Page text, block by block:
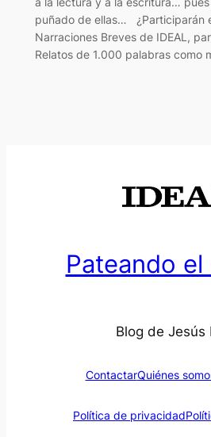
puñado de ellas… ¿Participarán
Narraciones Breves de IDEAL,
Relatos de 1.000 palabras como
Pateando el
Blog de Jesús
ContactarQuiénes
Política de privacidad